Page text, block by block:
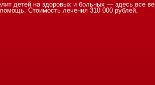
детей на здоровых и больных — здесь все
Стоимость лечения 310 000 рублей.